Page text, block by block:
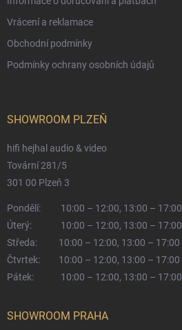
Vrácení a reklamace
Obchodní podmínky
Podmínky ochrany osobních údajů
SHOWROOM PLZEŇ
hifi hejhal audio & video
Tovární 281/5
301 00 Plzeň 3
Pondělí:
10:00 – 12:00, 13:00 – 17:00
Úterý:
10:00 – 12:00, 13:00 – 17:00
Středa:
10:00 – 12:00, 13:00 – 17:00
Čtvrtek:
10:00 – 12:00, 13:00 – 17:00
Pátek:
10:00 – 12:00, 13:00 – 17:00
SHOWROOM PRAHA